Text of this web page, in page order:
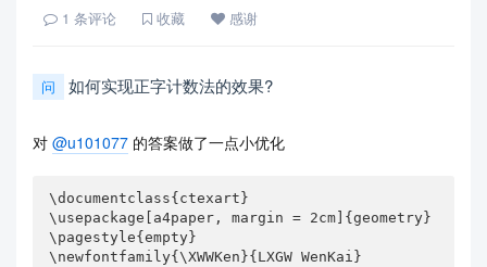
1 条评论 收藏 感谢
问 如何实现正字计数法的效果?
对 @u101077 的答案做了一点小优化
\documentclass{ctexart}
\usepackage[a4paper, margin = 2cm]{geometry}
\pagestyle{empty}
\newfontfamily{\XWWKen}{LXGW WenKai}